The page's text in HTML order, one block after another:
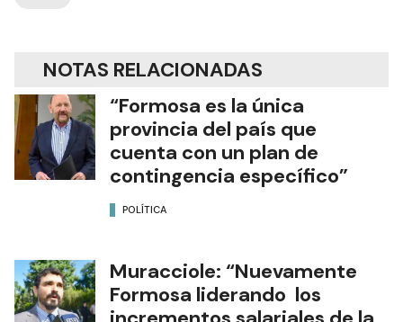
NOTAS RELACIONADAS
“Formosa es la única
provincia del país que
cuenta con un plan de
contingencia específico”
POLÍTICA
Muracciole: “Nuevamente
Formosa liderando los